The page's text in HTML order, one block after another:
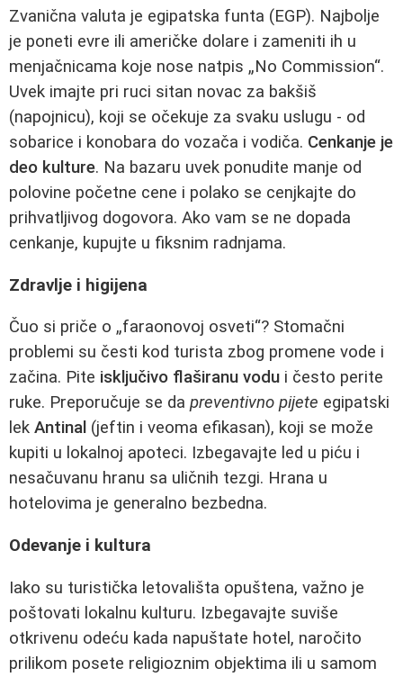
Zvanična valuta je egipatska funta (EGP). Najbolje
je poneti evre ili američke dolare i zameniti ih u
menjačnicama koje nose natpis „No Commission“.
Uvek imajte pri ruci sitan novac za bakšiš
(napojnicu), koji se očekuje za svaku uslugu - od
sobarice i konobara do vozača i vodiča. Cenkanje je
deo kulture. Na bazaru uvek ponudite manje od
polovine početne cene i polako se cenjkajte do
prihvatljivog dogovora. Ako vam se ne dopada
cenkanje, kupujte u fiksnim radnjama.
Zdravlje i higijena
Čuo si priče o „faraonovoj osveti“? Stomačni
problemi su česti kod turista zbog promene vode i
začina. Pite isključivo flaširanu vodu i često perite
ruke. Preporučuje se da preventivno pijete egipatski
lek Antinal (jeftin i veoma efikasan), koji se može
kupiti u lokalnoj apoteci. Izbegavajte led u piću i
nesačuvanu hranu sa uličnih tezgi. Hrana u
hotelovima je generalno bezbedna.
Odevanje i kultura
Iako su turistička letovališta opuštena, važno je
poštovati lokalnu kulturu. Izbegavajte suviše
otkrivenu odeću kada napuštate hotel, naročito
prilikom posete religioznim objektima ili u samom